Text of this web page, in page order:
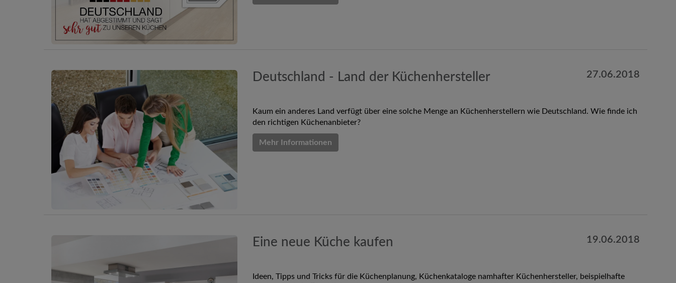
Deutschland - Land der Küchenhersteller 27.06.2018
Kaum ein anderes Land verfügt über eine solche Menge an Küchenherstellern wie Deutschland. Wie finde ich
den richtigen Küchenanbieter?
Mehr Informationen
Eine neue Küche kaufen 19.06.2018
Ideen, Tipps und Tricks für die Küchenplanung, Küchenkataloge namhafter Küchenhersteller, beispielhafte